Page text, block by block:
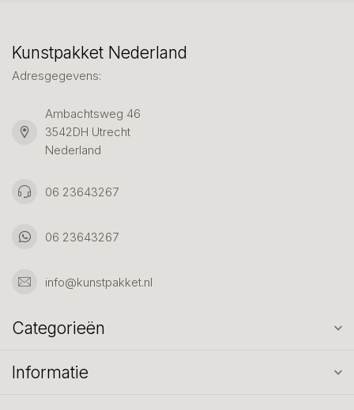
Kunstpakket Nederland
Adresgegevens:
Ambachtsweg 46
3542DH Utrecht
Nederland
06 23643267
06 23643267
info@kunstpakket.nl
Categorieën
Informatie